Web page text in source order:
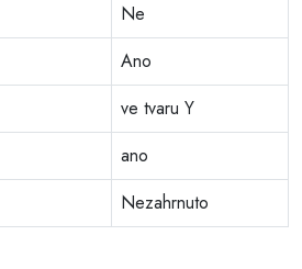
Ne
Ano
ve tvaru Y
ano
Nezahrnuto